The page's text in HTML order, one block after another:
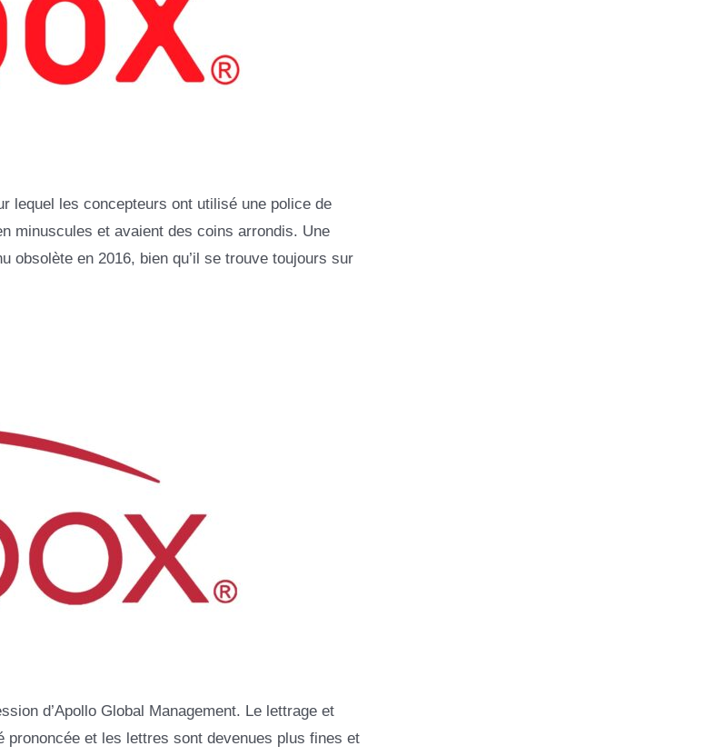
lequel les concepteurs ont utilisé une police de
minuscules et avaient des coins arrondis. Une
obsolète en 2016, bien qu’il se trouve toujours sur
d’Apollo Global Management. Le lettrage et
et les lettres sont devenues plus fines et